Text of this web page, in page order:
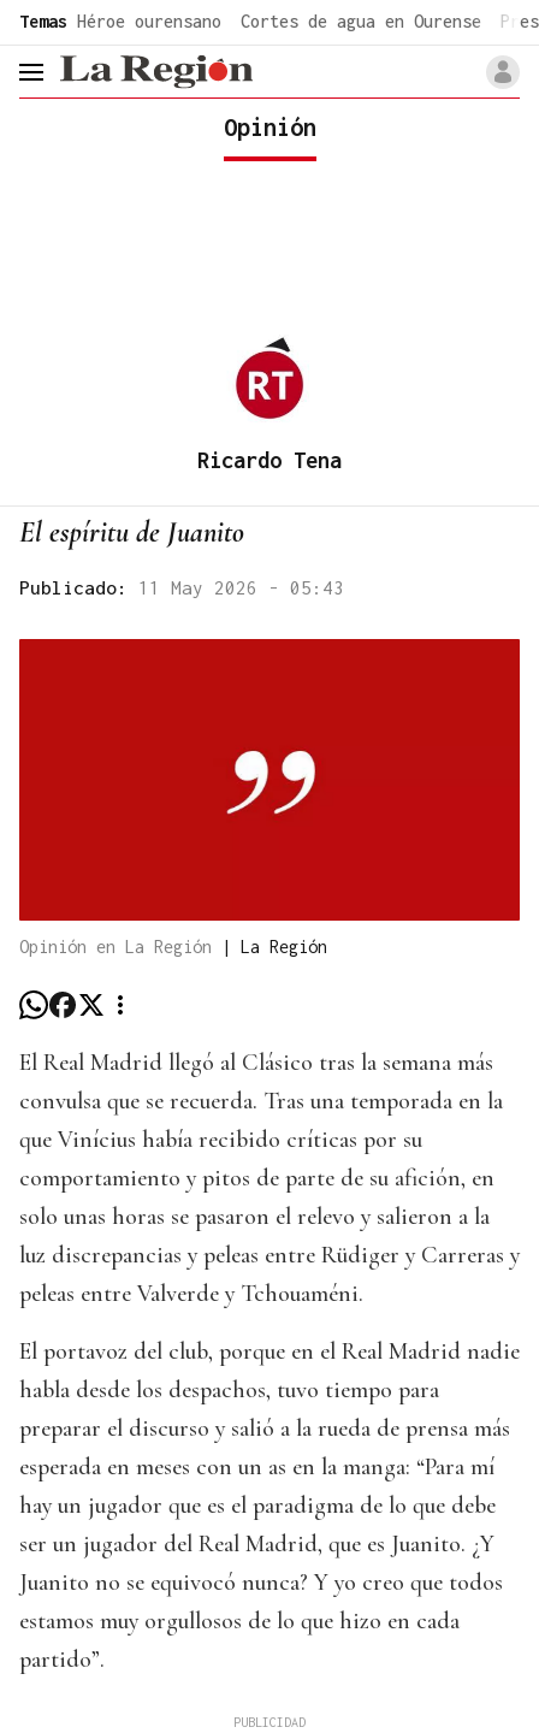
common.go-to-content
Temas Héroe ourensano Cortes de agua en Ourense
header.menu.open
Opinión
Ricardo Tena
El espíritu de Juanito
Publicado: 11 May 2026 - 05:43
Opinión en La Región | La Región
El Real Madrid llegó al Clásico tras la semana más
convulsa que se recuerda. Tras una temporada en la
que Vinícius había recibido críticas por su
comportamiento y pitos de parte de su afición, en
solo unas horas se pasaron el relevo y salieron a la
luz discrepancias y peleas entre Rüdiger y Carreras y
peleas entre Valverde y Tchouaméni.
El portavoz del club, porque en el Real Madrid nadie
habla desde los despachos, tuvo tiempo para
preparar el discurso y salió a la rueda de prensa más
esperada en meses con un as en la manga: “Para mí
hay un jugador que es el paradigma de lo que debe
ser un jugador del Real Madrid, que es Juanito. ¿Y
Juanito no se equivocó nunca? Y yo creo que todos
estamos muy orgullosos de lo que hizo en cada
partido”.